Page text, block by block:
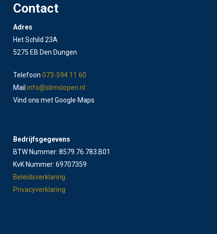
Contact
Adres
Het Schild 23A
5275 EB Den Dungen
Telefoon073-594 11 60
Mailinfo@slimslopen.nl
Vind ons met Google Maps
Bedrijfsgegevens
BTW Nummer: 8579.76.783.B01
KvK Nummer: 69707359
Beleidsverklaring
Privacyverklaring